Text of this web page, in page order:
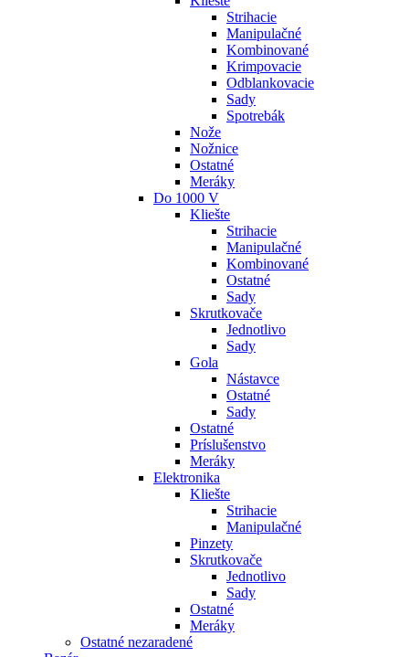
Strihacie
Manipulačné
Kombinované
Krimpovacie
Odblankovacie
Sady
Spotrebák
Nože
Nožnice
Ostatné
Meráky
Do 1000 V
Kliešte
Strihacie
Manipulačné
Kombinované
Ostatné
Sady
Skrutkovače
Jednotlivo
Sady
Gola
Nástavce
Ostatné
Sady
Ostatné
Príslušenstvo
Meráky
Elektronika
Kliešte
Strihacie
Manipulačné
Pinzety
Skrutkovače
Jednotlivo
Sady
Ostatné
Meráky
Ostatné nezaradené